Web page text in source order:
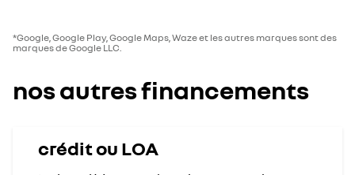
*Google, Google Play, Google Maps, Waze et les autres marques sont des
marques de Google LLC.
nos autres financements
crédit ou LOA